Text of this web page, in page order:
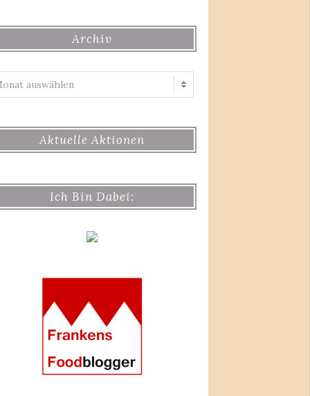
Archiv
Aktuelle Aktionen
Ich Bin Dabei: